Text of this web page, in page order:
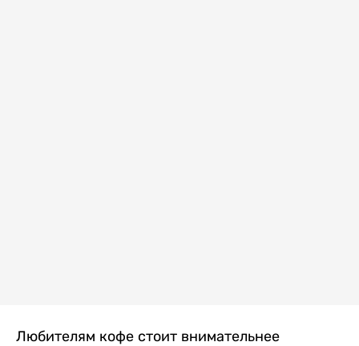
Любителям кофе стоит внимательнее